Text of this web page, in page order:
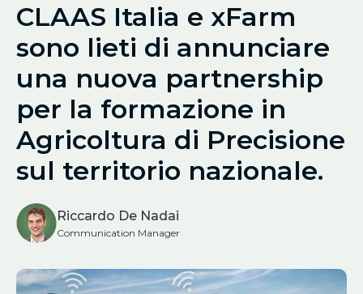
CLAAS Italia e xFarm
sono lieti di annunciare
una nuova partnership
per la formazione in
Agricoltura di Precisione
sul territorio nazionale.
Riccardo De Nadai
Communication Manager